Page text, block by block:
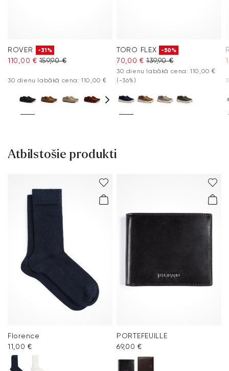
ROVER -31%
110,00 € 159,90 €
30 dienu labākā cena: 110,00 €
TORO FLEX -50%
70,00 € 139,90 €
30 dienu labākā cena: 110,00 €
(-36%)
Atbilstošie produkti
Florence
11,00 €
PORTEFEUILLE
69,00 €